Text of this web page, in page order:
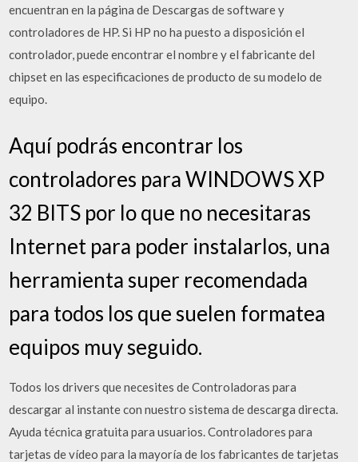
encuentran en la página de Descargas de software y
controladores de HP. Si HP no ha puesto a disposición el
controlador, puede encontrar el nombre y el fabricante del
chipset en las especificaciones de producto de su modelo de
equipo.
Aquí podrás encontrar los
controladores para WINDOWS XP
32 BITS por lo que no necesitaras
Internet para poder instalarlos, una
herramienta super recomendada
para todos los que suelen formatea
equipos muy seguido.
Todos los drivers que necesites de Controladoras para
descargar al instante con nuestro sistema de descarga directa.
Ayuda técnica gratuita para usuarios. Controladores para
tarjetas de vídeo para la mayoría de los fabricantes de tarjetas